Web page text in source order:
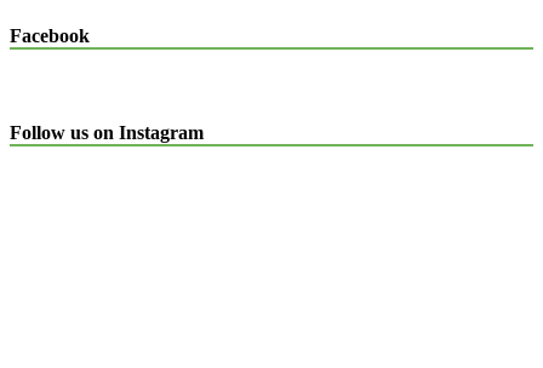
Facebook
Follow us on Instagram